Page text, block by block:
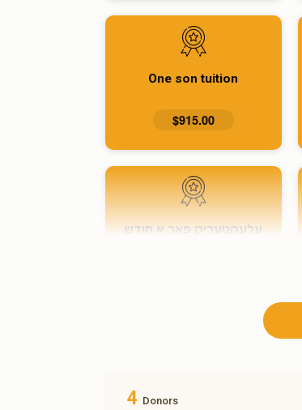
One son tuition
$915.00
עלעקטעריק פאר א חודש
4 Donors